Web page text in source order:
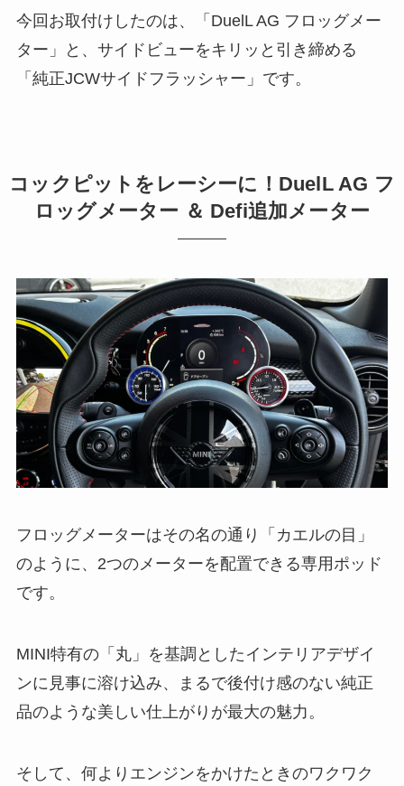
今回お取付けしたのは、「DuelL AG フロッグメー
ター」と、サイドビューをキリッと引き締める
「純正JCWサイドフラッシャー」です。
コックピットをレーシーに！DuelL AG フ
ロッグメーター ＆ Defi追加メーター
フロッグメーターはその名の通り「カエルの目」
のように、2つのメーターを配置できる専用ポッド
です。
MINI特有の「丸」を基調としたインテリアデザイ
ンに見事に溶け込み、まるで後付け感のない純正
品のような美しい仕上がりが最大の魅力。
そして、何よりエンジンをかけたときのワクワク